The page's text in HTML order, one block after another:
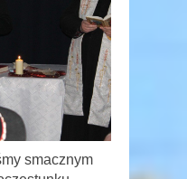
smacznym